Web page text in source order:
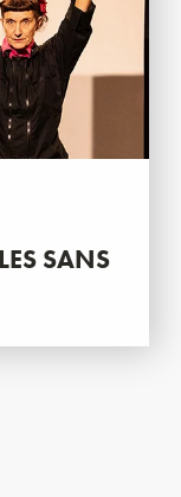
SANS